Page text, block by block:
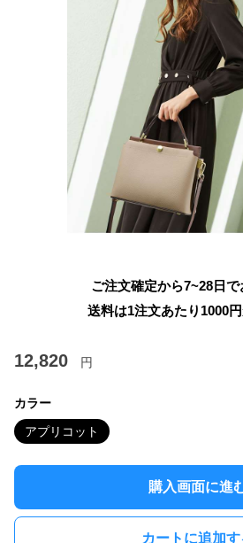
ご注文確定から7~28日
送料は1注文あたり 1000
12,820 円
カラー
アプリコット
購入画面に進
カートに追加す